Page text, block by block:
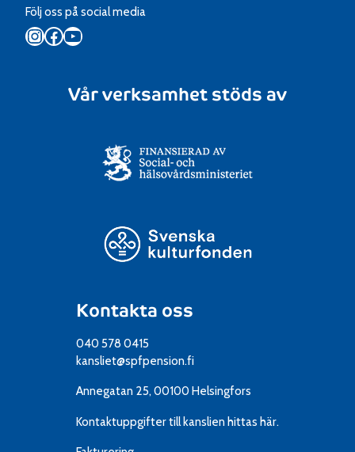
Följ oss på social media
Instagram
Facebook
YouTube
Kontakta oss
040 578 0415
kansliet@spfpension.fi
Annegatan 25, 00100 Helsingfors
Kontaktuppgifter till kanslienhittas här.
Vår verksamhet stöds av